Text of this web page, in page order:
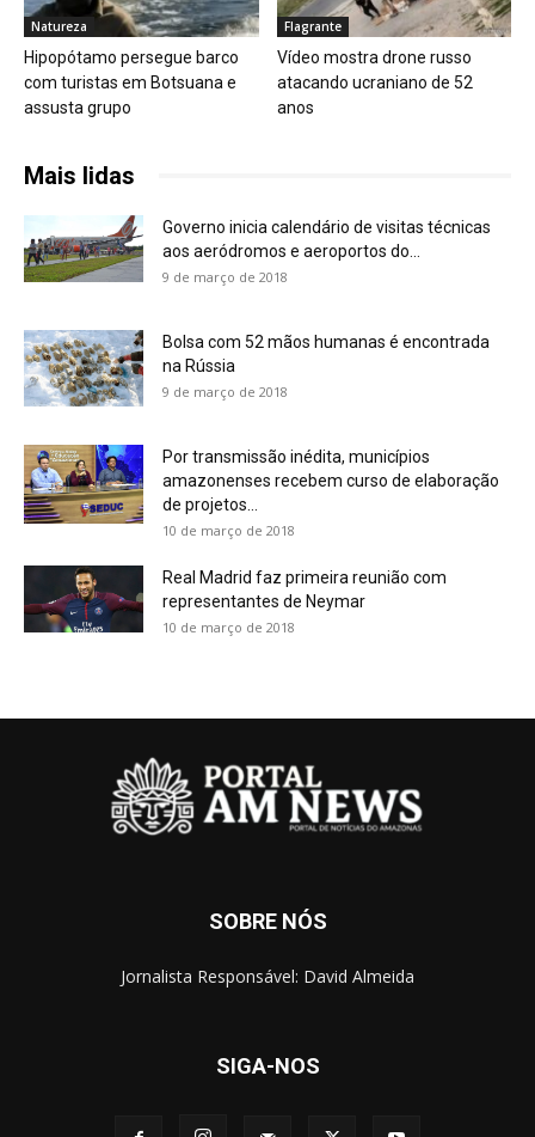
Natureza
Hipopótamo persegue barco
com turistas em Botsuana e
assusta grupo
Flagrante
Vídeo mostra drone russo
atacando ucraniano de 52
anos
Mais lidas
Governo inicia calendário de visitas técnicas
aos aeródromos e aeroportos do...
9 de março de 2018
Bolsa com 52 mãos humanas é encontrada
na Rússia
9 de março de 2018
Por transmissão inédita, municípios
amazonenses recebem curso de elaboração
de projetos...
10 de março de 2018
Real Madrid faz primeira reunião com
representantes de Neymar
10 de março de 2018
SOBRE NÓS
Jornalista Responsável: David Almeida
SIGA-NOS